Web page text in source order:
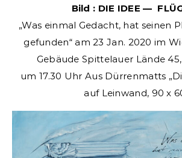
Bild : DIE IDEE —
„Was einmal Gedacht, hat seinen
gefunden“ am 23 Jan. 2020 im
Gebäude Spittelauer Lände
um 17.30 Uhr Aus Dürrenmatts
auf Leinwand, 90 x